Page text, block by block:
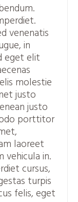
venenatis
in
eget elit
molestie
justo
justo
porttitor
laoreet
vehicula in.
cursus,
turpis
felis, eget